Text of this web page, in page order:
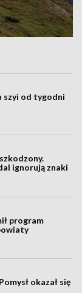
szyi od tygodni
ignorują znaki
program
okazał się